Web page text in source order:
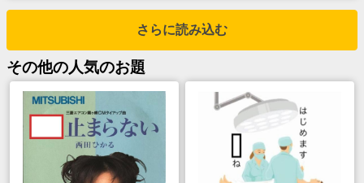
さらに読み込む
その他の人気のお題